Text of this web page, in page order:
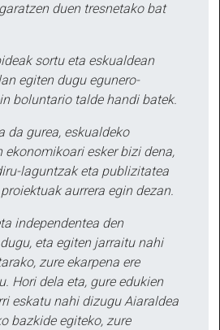
duen tresnetako bat
sortu eta eskualdean
egiten dugu egunero-
boluntario talde handi batek.
da gurea, eskualdeko
ekonomikoari esker bizi dena,
laguntzak eta publizitatea
aurrera egin dezan.
independentea den
eta egiten jarraitu nahi
zure ekarpena ere
Hori dela eta, gure edukien
eskatu nahi dizugu Aiaraldea
bazkide egiteko, zure